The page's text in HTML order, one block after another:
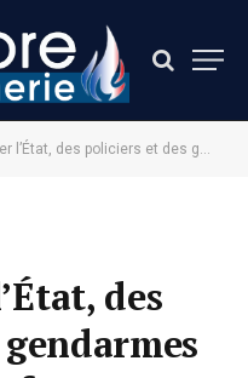
policiers et des gendarmes agiront sous un faux nom
des